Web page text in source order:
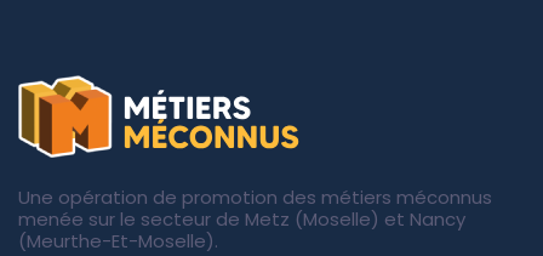
Une opération de promotion des métiers méconnus
menée sur le secteur de Metz (Moselle) et Nancy
(Meurthe-Et-Moselle).